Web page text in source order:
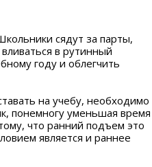
сядут за парты,
в рутинный
году и облегчить
на учебу, необходимо
понемногу уменьшая время
что ранний подъем это
является и раннее